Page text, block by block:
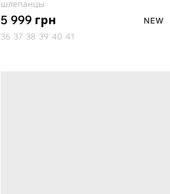
шлепанцы
5 999 грн
NEW
36 37 38 39 40 41